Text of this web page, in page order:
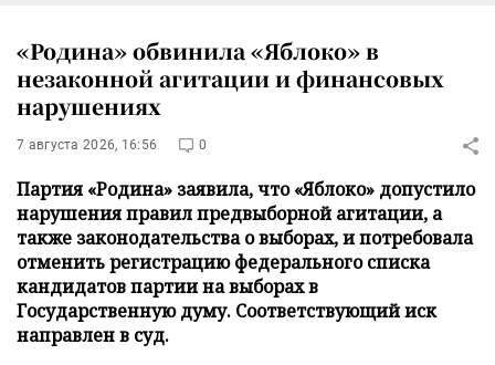
«Родина» обвинила «Яблоко» в
незаконной агитации и финансовых
нарушениях
7 августа 2026, 16:56 0
Партия «Родина» заявила, что «Яблоко» допустило
нарушения правил предвыборной агитации, а
также законодательства о выборах, и потребовала
отменить регистрацию федерального списка
кандидатов партии на выборах в
Государственную думу. Соответствующий иск
направлен в суд.